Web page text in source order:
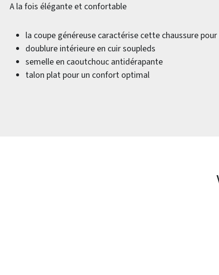
A la fois élégante et confortable
la coupe généreuse caractérise cette chaussure
doublure intérieure en cuir soupleds
semelle en caoutchouc antidérapante
talon plat pour un confort optimal